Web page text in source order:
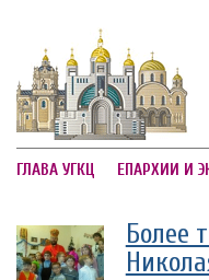
ГЛАВА УГКЦ ЕПАРХИИ И
Более